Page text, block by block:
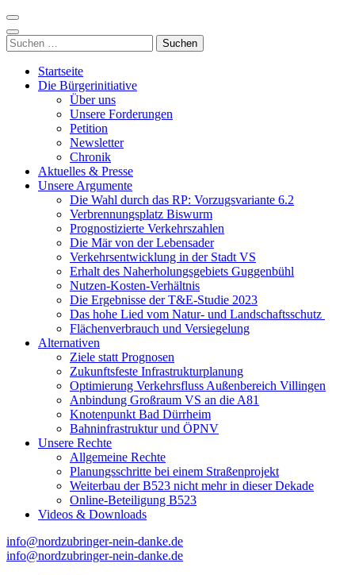
Zum
Inhalt
springen
(Enter
drücken)
Nordzubringer nein danke
Die BI NORDZUBRINGER NEIN DANKE ist ein loser
Zusammenschluss von Bürgerinnen und Bürgern der Stadt Villingen-
Schwenningen, der sich klar gegen den Bau des Nordzubringers,
dem Weiterbau der B523, positioniert.
Suchen
nach:
Startseite
Die Bürgerinitiative
Über uns
Unsere Forderungen
Petition
Newsletter
Chronik
Aktuelles & Presse
Unsere Argumente
Die Wahl durch das RP: Vorzugsvariante 6.2
Verbrennungsplatz Biswurm
Prognostizierte Verkehrszahlen
Die Mär von der Lebensader
Verkehrsentwicklung in der Stadt VS
Erhalt des Naherholungsgebiets Guggenbühl
Nutzen-Kosten-Verhältnis
Die Ergebnisse der T&E-Studie 2023
Das hohe Lied vom Natur- und Landschaftsschutz
Flächenverbrauch und Versiegelung
Alternativen
Ziele statt Prognosen
Zukunftsfeste Infrastrukturplanung
Optimierung Verkehrsfluss Außenbereich Villingen
Anbindung Großraum VS an die A81
Knotenpunkt Bad Dürrheim
Bahninfrastruktur und ÖPNV
Unsere Rechte
Allgemeine Rechte
Planungsschritte bei einem Straßenprojekt
Weiterbau der B523 nicht mehr in dieser Dekade
Online-Beteiligung B523
Videos & Downloads
info@nordzubringer-nein-danke.de
info@nordzubringer-nein-danke.de